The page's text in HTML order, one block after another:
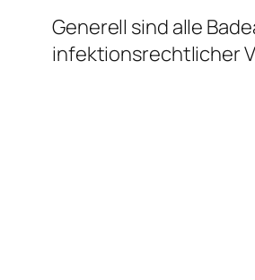
Generell sind alle
infektionsrechtlicher